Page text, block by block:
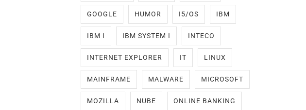
GOOGLE HUMOR I5/OS IBM
IBM I IBM SYSTEM I INTECO
INTERNET EXPLORER IT LINUX
MAINFRAME MALWARE MICROSOFT
MOZILLA NUBE ONLINE BANKING